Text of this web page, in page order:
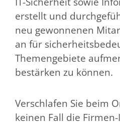
erstellt und
neu gewonnenen
an für
Themengebiete
bestärken zu können.
Verschlafen Sie beim
keinen Fall die Firmen-